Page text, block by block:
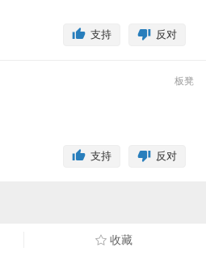
反对
支持
板凳
反对
支持
收藏